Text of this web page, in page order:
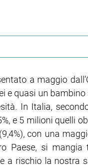
a maggio
e quasi un
In Italia,
e 5 milioni quelli
con una
Paese, si
a rischio la nostra